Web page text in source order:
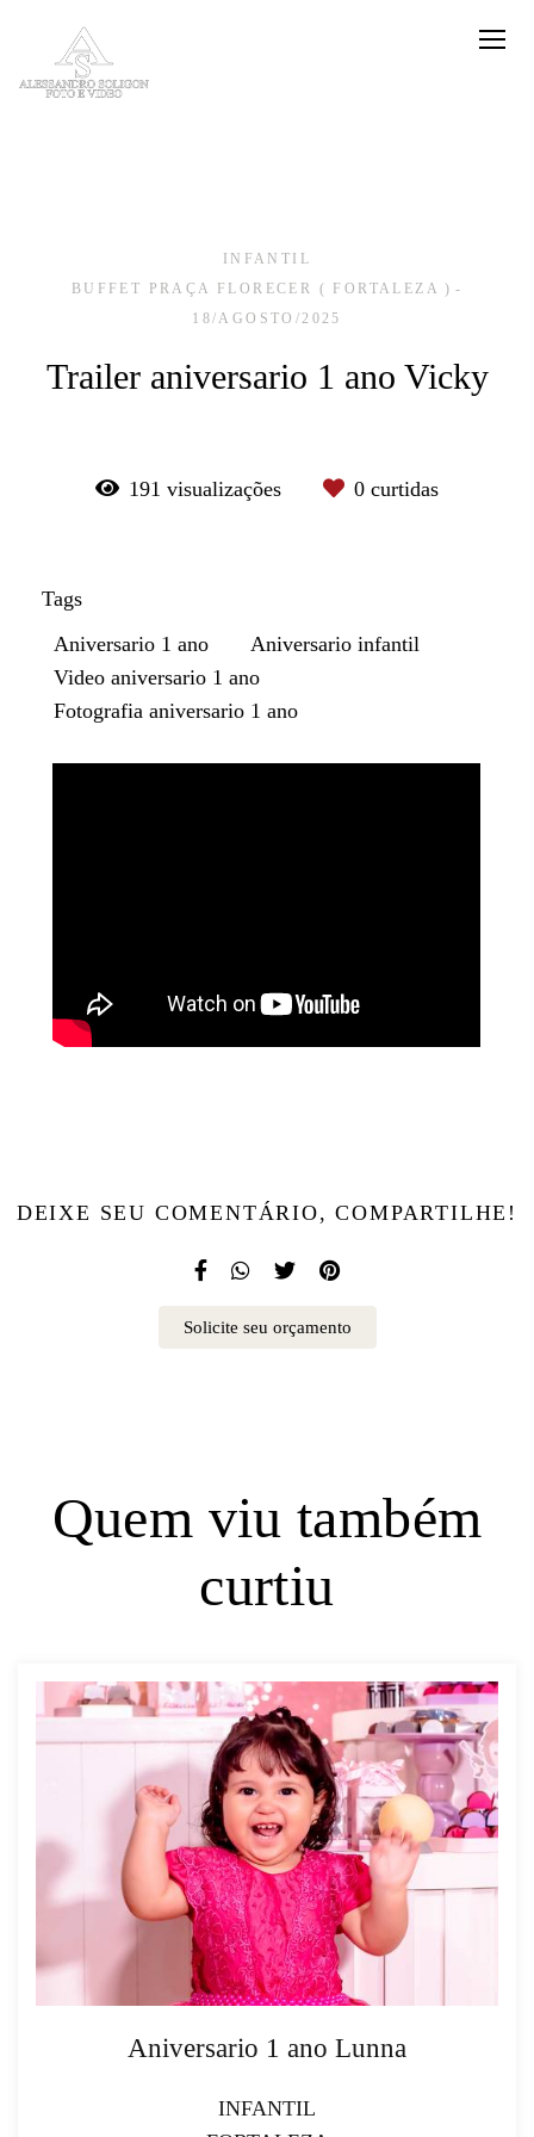
INFANTIL
BUFFET PRAÇA FLORECER ( FORTALEZA )
18/AGOSTO/2025
Trailer aniversario 1 ano Vicky
191 visualizações 0 curtidas
Tags
Aniversario 1 ano
Aniversario infantil
Video aniversario 1 ano
Fotografia aniversario 1 ano
DEIXE SEU COMENTÁRIO, COMPARTILHE!
Solicite seu orçamento
Quem viu também
curtiu
Aniversario 1 ano Lunna
INFANTIL